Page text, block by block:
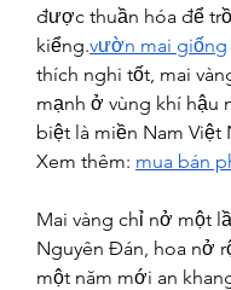
được thuần hóa để
kiểng.vườn mai giống
thích nghi tốt, mai
mạnh ở vùng khí hậu
biệt là miền Nam Việt
Xem thêm: mua bán
Mai vàng chỉ nở một
Nguyên Đán, hoa nở
một năm mới an